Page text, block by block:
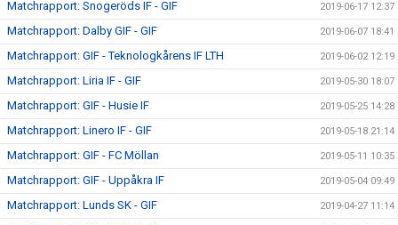
Matchrapport: Snogeröds IF - GIF 2019-06-17 12:37
Matchrapport: Dalby GIF - GIF 2019-06-07 18:41
Matchrapport: GIF - Teknologkårens IF LTH 2019-06-02 12:19
Matchrapport: Liria IF - GIF 2019-05-30 18:07
Matchrapport: GIF - Husie IF 2019-05-25 14:28
Matchrapport: Linero IF - GIF 2019-05-18 21:14
Matchrapport: GIF - FC Möllan 2019-05-11 10:35
Matchrapport: GIF - Uppåkra IF 2019-05-04 09:49
Matchrapport: Lunds SK - GIF 2019-04-27 11:14